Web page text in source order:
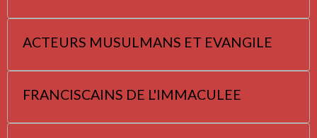
ACTEURS MUSULMANS ET EVANGILE
FRANCISCAINS DE L'IMMACULEE